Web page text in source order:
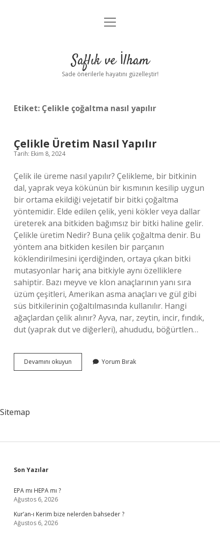
Anasayfa
Yasal Uyarı
menüyü
Saflık ve İlham
Sade önerilerle hayatını güzelleştir!
Etiket: Çelikle çoğaltma nasıl yapılır
Çelikle Üretim Nasıl Yapılır
Tarih: Ekim 8, 2024
Çelik ile üreme nasıl yapılır? Çelikleme, bir bitkinin
dal, yaprak veya kökünün bir kısmının kesilip uygun
bir ortama ekildiği vejetatif bir bitki çoğaltma
yöntemidir. Elde edilen çelik, yeni kökler veya dallar
üreterek ana bitkiden bağımsız bir bitki haline gelir.
Çelikle üretim Nedir? Buna çelik çoğaltma denir. Bu
yöntem ana bitkiden kesilen bir parçanın
köklendirilmesini içerdiğinden, ortaya çıkan bitki
mutasyonlar hariç ana bitkiyle aynı özelliklere
sahiptir. Bazı meyve ve klon anaçlarının yanı sıra
üzüm çeşitleri, Amerikan asma anaçları ve gül gibi
süs bitkilerinin çoğaltılmasında kullanılır. Hangi
ağaçlardan çelik alınır? Ayva, nar, zeytin, incir, fındık,
dut (yaprak dut ve diğerleri), ahududu, böğürtlen…
Devamını okuyun
Üretim
Yorum Bırak
Sitemap
Sidebar
Son Yazılar
EPA mı HEPA mı ?
Ağustos 6, 2026
Kur’an-ı Kerim bize nelerden bahseder ?
Ağustos 6, 2026